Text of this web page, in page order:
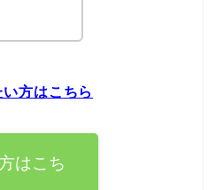
方はこちら
はこち